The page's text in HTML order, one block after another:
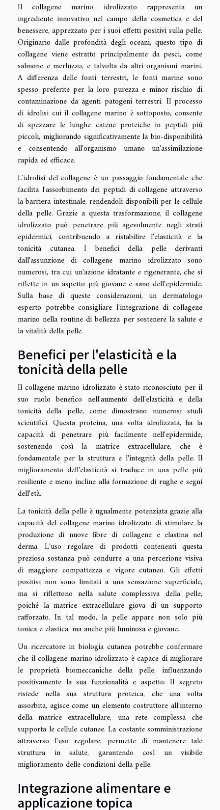
Il collagene marino idrolizzato rappresenta un
ingrediente innovativo nel campo della cosmetica e del
benessere, apprezzato per i suoi effetti positivi sulla pelle.
Originario dalle profondità degli oceani, questo tipo di
collagene viene estratto principalmente da pesci, come
salmone e merluzzo, e talvolta da altri organismi marini.
A differenza delle fonti terrestri, le fonti marine sono
spesso preferite per la loro purezza e minor rischio di
contaminazione da agenti patogeni terrestri. Il processo
di idrolisi cui il collagene marino è sottoposto, consente
di spezzare le lunghe catene proteiche in peptidi più
piccoli, migliorando significativamente la bio-disponibilità
e consentendo all'organismo umano un'assimilazione
rapida ed efficace.
L'idrolisi del collagene è un passaggio fondamentale che
facilita l'assorbimento dei peptidi di collagene attraverso
la barriera intestinale, rendendoli disponibili per le cellule
della pelle. Grazie a questa trasformazione, il collagene
idrolizzato può penetrare più agevolmente negli strati
epidermici, contribuendo a ristabilire l'elasticità e la
tonicità cutanea. I benefici della pelle derivanti
dall'assunzione di collagene marino idrolizzato sono
numerosi, tra cui un'azione idratante e rigenerante, che si
riflette in un aspetto più giovane e sano dell'epidermide.
Sulla base di queste considerazioni, un dermatologo
esperto potrebbe consigliare l'integrazione di collagene
marino nella routine di bellezza per sostenere la salute e
la vitalità della pelle.
Benefici per l'elasticità e la
tonicità della pelle
Il collagene marino idrolizzato è stato riconosciuto per il
suo ruolo benefico nell'aumento dell'elasticità e della
tonicità della pelle, come dimostrano numerosi studi
scientifici. Questa proteina, una volta idrolizzata, ha la
capacità di penetrare più facilmente nell'epidermide,
sostenendo così la matrice extracellulare, che è
fondamentale per la struttura e l'integrità della pelle. Il
miglioramento dell'elasticità si traduce in una pelle più
resiliente e meno incline alla formazione di rughe e segni
dell'età.
La tonicità della pelle è ugualmente potenziata grazie alla
capacità del collagene marino idrolizzato di stimolare la
produzione di nuove fibre di collagene e elastina nel
derma. L'uso regolare di prodotti contenenti questa
preziosa sostanza può condurre a una percezione visiva
di maggiore compattezza e vigore cutaneo. Gli effetti
positivi non sono limitati a una sensazione superficiale,
ma si riflettono nella salute complessiva della pelle,
poiché la matrice extracellulare giova di un supporto
rafforzato. In tal modo, la pelle appare non solo più
tonica e elastica, ma anche più luminosa e giovane.
Un ricercatore in biologia cutanea potrebbe confermare
che il collagene marino idrolizzato è capace di migliorare
le proprietà biomeccaniche della pelle, influenzando
positivamente la sua funzionalità e aspetto. Il segreto
risiede nella sua struttura proteica, che una volta
assorbita, agisce come un elemento costruttore all'interno
della matrice extracellulare, una rete complessa che
supporta le cellule cutanee. La costante somministrazione
attraverso l'uso regolare, permette di mantenere tale
struttura in salute, garantendo così un visibile
miglioramento delle condizioni della pelle.
Integrazione alimentare e
applicazione topica